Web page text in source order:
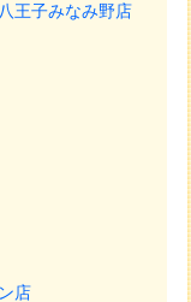
王子みなみ野店
店